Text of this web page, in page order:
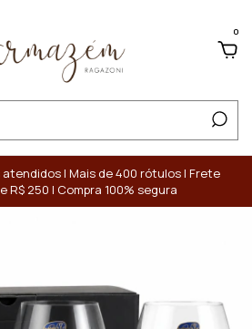
0
atendidos | Mais de 400 rótulos | Frete
R$ 250 | Compra 100% segura